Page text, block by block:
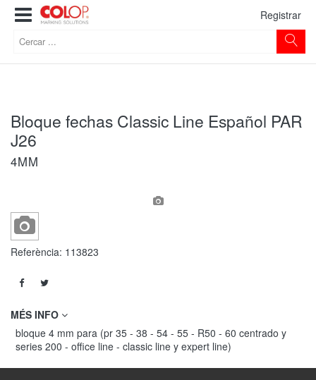
Registrar
Bloque fechas Classic Line Español PAR
J26
4MM
Referència: 113823
MÉS INFO
bloque 4 mm para (pr 35 - 38 - 54 - 55 - R50 - 60 centrado y
series 200 - office line - classic line y expert line)